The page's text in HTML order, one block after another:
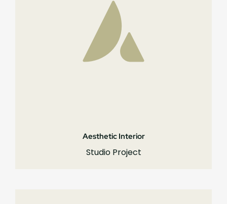
Aesthetic Interior
Studio Project